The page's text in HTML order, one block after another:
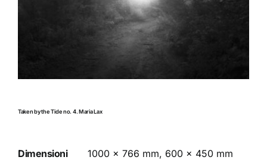
Taken by the Tide no. 4. Maria Lax
Dimensioni 1000 x 766 mm, 600 x 450 mm